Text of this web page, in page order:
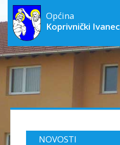
Općina
Koprivnički Ivanec
NOVOSTI